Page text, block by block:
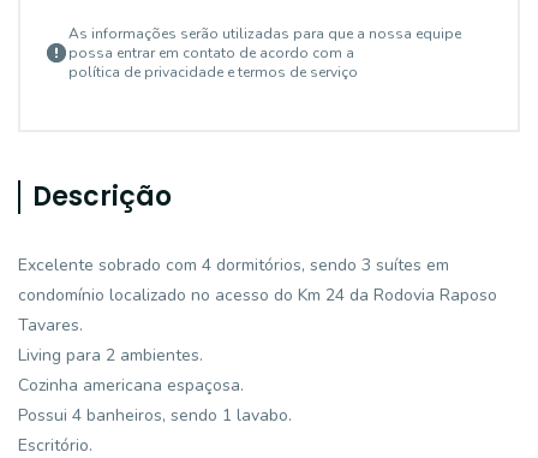
As informações serão utilizadas para que a nossa equipe
possa entrar em contato de acordo com a
política de privacidade e termos de serviço
Descrição
Excelente sobrado com 4 dormitórios, sendo 3 suítes em
condomínio localizado no acesso do Km 24 da Rodovia Raposo
Tavares.
Living para 2 ambientes.
Cozinha americana espaçosa.
Possui 4 banheiros, sendo 1 lavabo.
Escritório.